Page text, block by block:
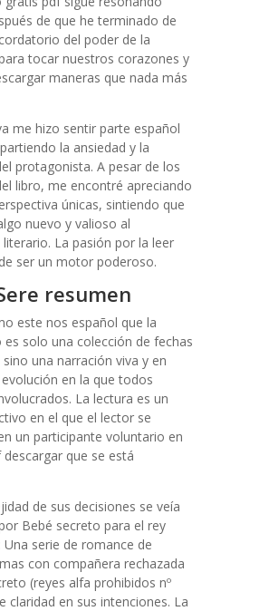
de que he terminado de
del poder de la
tocar nuestros corazones y
maneras que nada más
me hizo sentir parte español
la ansiedad y la
protagonista. A pesar de los
libro, me encontré apreciando
únicas, sintiendo que
nuevo y valioso al
La pasión por la leer
ser un motor poderoso.
resumen
este nos español que la
solo una colección de fechas
una narración viva y en
en la que todos
La lectura es un
en el que el lector se
un participante voluntario en
que se está
de sus decisiones se veía
Bebé secreto para el rey
serie de romance de
con compañera rechazada
(reyes alfa prohibidos nº
claridad en sus intenciones. La